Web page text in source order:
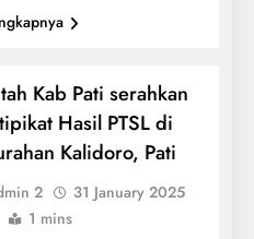
Kab Pati serahkan
Hasil PTSL di
Kalidoro, Pati
2
31 January 2025
1 mins